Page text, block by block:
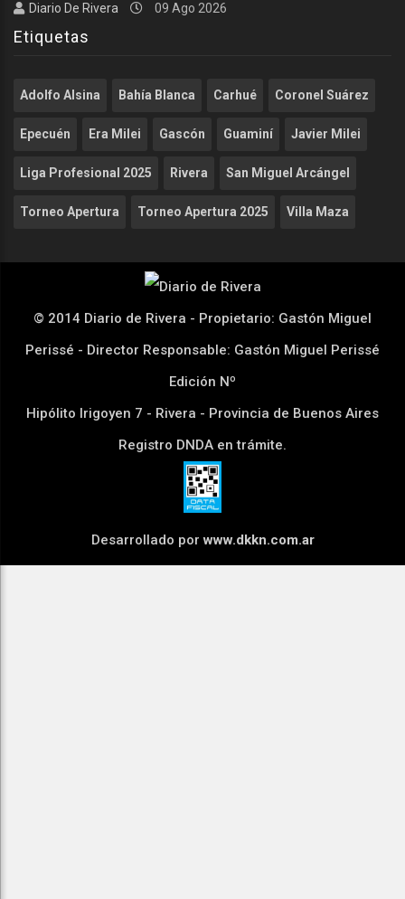
Diario De Rivera 09 Ago 2026
Etiquetas
Adolfo Alsina Bahía Blanca Carhué Coronel Suárez
Epecuén Era Milei Gascón Guaminí Javier Milei
Liga Profesional 2025 Rivera San Miguel Arcángel
Torneo Apertura Torneo Apertura 2025 Villa Maza
© 2014 Diario de Rivera - Propietario: Gastón Miguel
Perissé - Director Responsable: Gastón Miguel Perissé
Edición Nº
Hipólito Irigoyen 7 - Rivera - Provincia de Buenos Aires
Registro DNDA en trámite.
Desarrollado porwww.dkkn.com.ar